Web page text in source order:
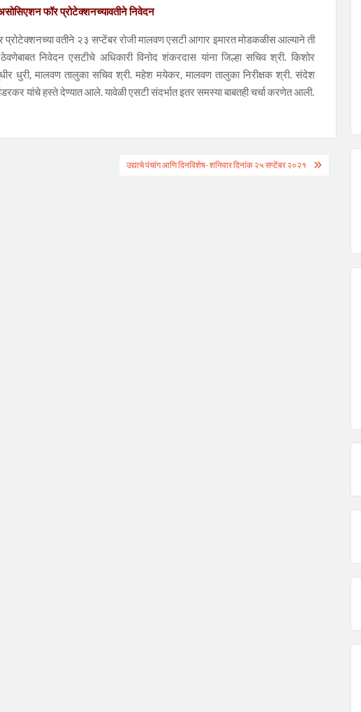
फॉर प्रोटेक्शनच्यावतीने निवेदन
वतीने २३ सप्टेंबर रोजी मालवण एसटी आगार इमारत मोडकळीस आल्याने ती
निवेदन एसटीचे अधिकारी विनोद शंकरदास यांना जिल्हा सचिव श्री. किशोर
धुरी, मालवण तालुका सचिव श्री. महेश मयेकर, मालवण तालुका निरीक्षक श्री. संदेश
यांचे हस्ते देण्यात आले. यावेळी एसटी संदर्भात इतर समस्या बाबतही चर्चा करणेत आली.
उद्याचे पंचांग आणि दिनविशेष- शनिवार दिनांक २५ सप्टेंबर २०२१